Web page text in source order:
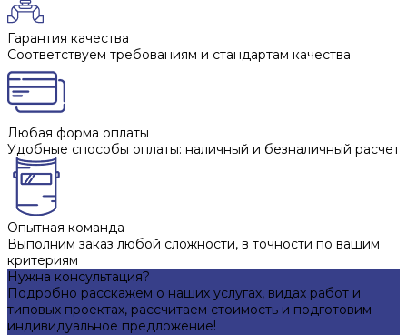
Гарантия качества
Соответствуем требованиям и стандартам качества
Любая форма оплаты
Удобные способы оплаты: наличный и безналичный расчет
Опытная команда
Выполним заказ любой сложности, в точности по вашим
критериям
Нужна консультация?
Подробно расскажем о наших услугах, видах работ и
типовых проектах, рассчитаем стоимость и подготовим
индивидуальное предложение!